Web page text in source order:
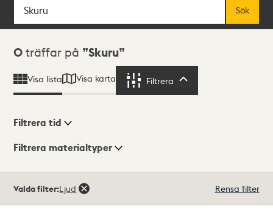
Sök
Sökresultat
0 träffar på Skuru
Visa lista Visa karta Filtrera
Visningsläge
Filtrera tid
Filtrera materialtyper
träffar
Valda filter:Ljud Rensa filter